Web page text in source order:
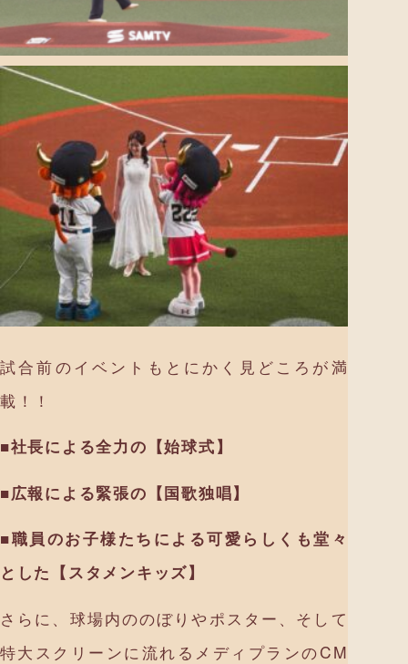
試合前のイベントもとにかく見どころが満
載！！
■社長による全力の【始球式】
■広報による緊張の【国歌独唱】
■職員のお子様たちによる可愛らしくも堂々
とした【スタメンキッズ】
さらに、球場内ののぼりやポスター、そして
特大スクリーンに流れるメディプランのCM